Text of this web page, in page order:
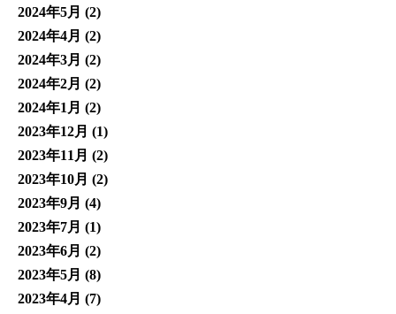
2024年5月 (2)
2024年4月 (2)
2024年3月 (2)
2024年2月 (2)
2024年1月 (2)
2023年12月 (1)
2023年11月 (2)
2023年10月 (2)
2023年9月 (4)
2023年7月 (1)
2023年6月 (2)
2023年5月 (8)
2023年4月 (7)